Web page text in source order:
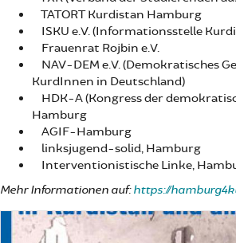
TATORT Kurdistan Hamburg
ISKU e.V. (Informationsstelle
Frauenrat Rojbin e.V.
NAV-DEM e.V. (Demokratisches
KurdInnen in Deutschland)
HDK-A (Kongress der
Hamburg
AGIF-Hamburg
linksjugend-solid, Hamburg
Interventionistische Linke,
Mehr Informationen auf:https://